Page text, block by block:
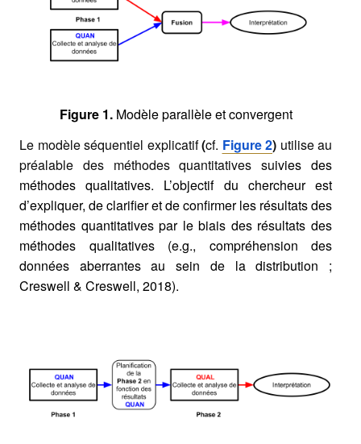
Figure 1.Modèle parallèle et convergent
Le modèle séquentiel explicatif(cf. Figure 2) utilise au
préalable des méthodes quantitatives suivies des
méthodes qualitatives. L’objectif du chercheur est
d’expliquer, de clarifier et de confirmer les résultats des
méthodes quantitatives par le biais des résultats des
méthodes qualitatives (e.g., compréhension des
données aberrantes au sein de la distribution ;
Creswell & Creswell, 2018).